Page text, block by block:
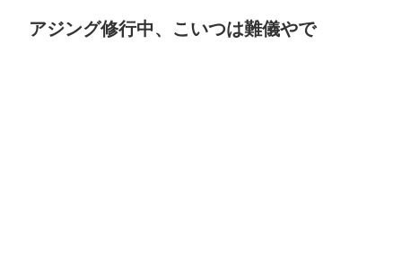
アジング修行中、こいつは難儀やで